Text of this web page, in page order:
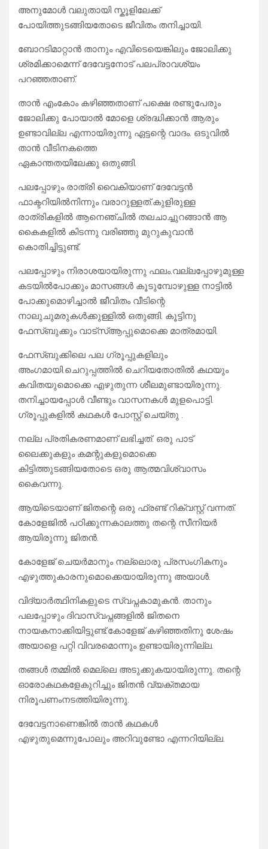
അനുമോൾ വലുതായി സ്കൂളിലേക്ക്
പോയിത്തുടങ്ങിയതോടെ ജീവിതം തനിച്ചായി.
ബോറടിമാറ്റാൻ താനും എവിടെയെങ്കിലും ജോലിക്കു
ശ്രമിക്കാമെന്ന് ദേവേട്ടനോട് പലപ്രാവശ്യം
പറഞ്ഞതാണ്.
താൻ എംകോം കഴിഞ്ഞതാണ്‌ പക്ഷെ രണ്ടുപേരും
ജോലിക്കു പോയാൽ മോളെ ശ്രദ്ധിക്കാൻ ആരും
ഉണ്ടാവില്ല എന്നായിരുന്നു ഏട്ടന്റെ വാദം. ഒടുവിൽ
താൻ വീടിനകത്തെ
ഏകാന്തതയിലേക്കു ഒതുങ്ങി.
പലപ്പോഴും രാത്രി വൈകിയാണ് ദേവേട്ടൻ
ഫാക്ടറിയിൽനിന്നും വരാറുള്ളത്.കുളിരുള്ള
രാത്രികളിൽ ആനെഞ്ചിൽ തലചാച്ചുറങ്ങാൻ ആ
കൈകളിൽ കിടന്നു വരിഞ്ഞു മുറുകുവാൻ
കൊതിച്ചിട്ടുണ്ട്.
പലപ്പോഴും നിരാശയായിരുന്നു ഫലം.വല്ലപ്പോഴുമുള്ള
കടയിൽപോക്കും മാസങ്ങൾ കൂടുമ്പോഴുള്ള നാട്ടിൽ
പോക്കുമൊഴിച്ചാൽ ജീവിതം വീടിന്റെ
നാലുചുമരുകൾക്കുള്ളിൽ ഒതുങ്ങി. കൂട്ടിനു
ഫേസ്ബുക്കും വാട്‌സ്ആപ്പുമൊക്കെ മാത്രമായി.
ഫേസ്ബുക്കിലെ പല ഗ്രൂപ്പുകളിലും
അംഗമായി.ചെറുപ്പത്തിൽ ചെറിയതോതിൽ കഥയും
കവിതയുമൊക്കെ എഴുതുന്ന ശീലമുണ്ടായിരുന്നു.
തനിച്ചായപ്പോൾ വീണ്ടും വാസനകൾ മുളപൊട്ടി.
ഗ്രൂപ്പുകളിൽ കഥകൾ പോസ്റ്റ് ചെയ്തു .
നല്ല പ്രതികരണമാണ് ലഭിച്ചത്. ഒരു പാട്
ലൈക്കുകളും കമന്റുകളുമൊക്കെ
കിട്ടിത്തുടങ്ങിയതോടെ ഒരു ആത്മവിശ്വാസം
കൈവന്നു.
ആയിടെയാണ് ജിതന്റെ ഒരു ഫ്രണ്ട് റിക്വസ്റ്റ് വന്നത്.
കോളേജിൽ പഠിക്കുന്നകാലത്തു തന്റെ സീനിയർ
ആയിരുന്നു ജിതൻ.
കോളേജ് ചെയർമാനും നല്ലൊരു പ്രസംഗികനും
എഴുത്തുകാരനുമൊക്കെയായിരുന്നു അയാൾ.
വിദ്യാർത്ഥിനികളുടെ സ്വപ്നകാമുകൻ. താനും
പലപ്പോഴും ദിവാസ്വപ്നങ്ങളിൽ ജിതനെ
നായകനാക്കിയിട്ടുണ്ട്.കോളേജ് കഴിഞ്ഞതിനു ശേഷം
അയാളെ പറ്റി വിവരമൊന്നും ഉണ്ടായിരുന്നില്ല.
തങ്ങൾ തമ്മിൽ മെല്ലെ അടുക്കുകയായിരുന്നു. തന്റെ
ഓരോകഥകളേകുറിച്ചും ജിതൻ വ്യക്തമായ
നിരൂപണംനടത്തിയിരുന്നു.
ദേവേട്ടനാണെങ്കിൽ താൻ കഥകൾ
എഴുതുമെന്നുപോലും അറിവുണ്ടോ എന്നറിയില്ല.